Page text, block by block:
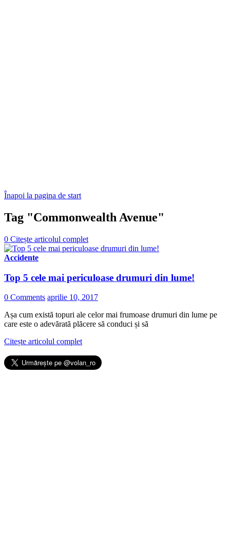
Înapoi la pagina de start
Tag "Commonwealth Avenue"
0 Citește articolul complet
Accidente
Top 5 cele mai periculoase drumuri din lume!
0 Comments aprilie 10, 2017
Așa cum există topuri ale celor mai frumoase drumuri din lume pe
care este o adevărată plăcere să conduci și să
Citește articolul complet